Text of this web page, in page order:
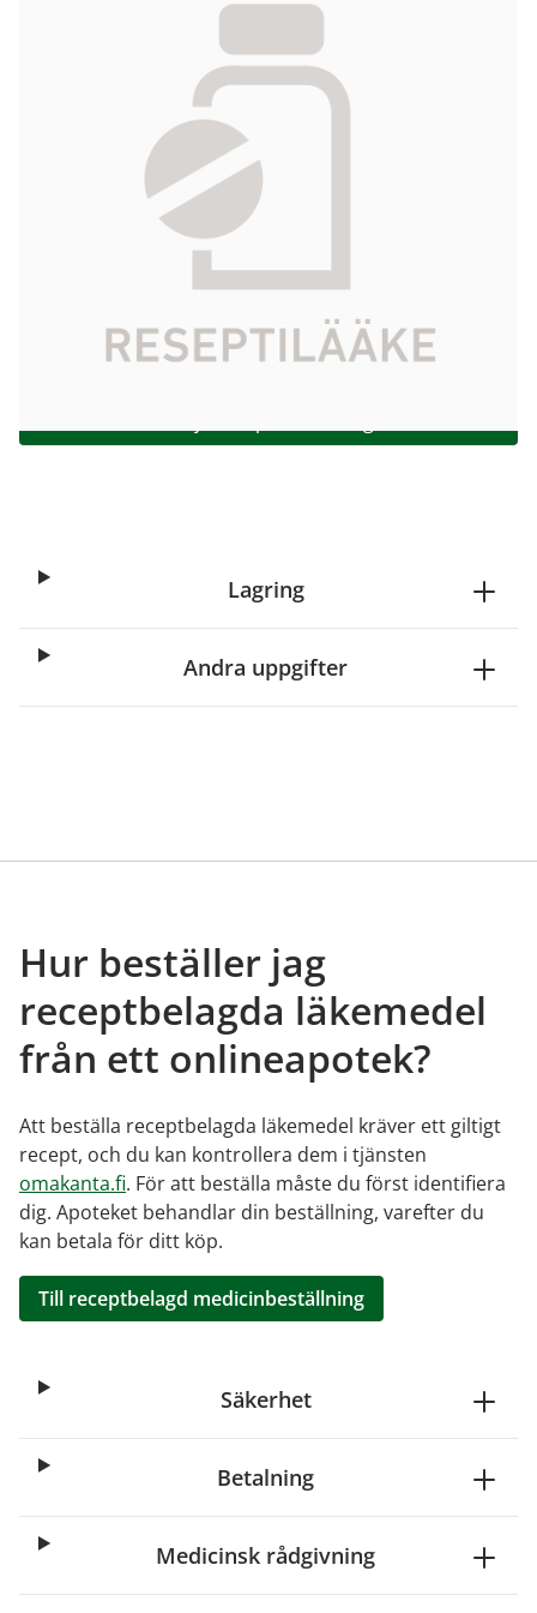
019280
kalaöljy, runsaasti omega-3-happoja
sisältävä, keskipitkäketjuiset tyydyttyneet
triglyseridit, oliiviöljy, puhdistettu, soijaöljy,
puhdistettu
10 x 100 ml
Check Kela-compensation
Lagring
Andra uppgifter
Hur beställer jag
receptbelagda läkemedel
från ett onlineapotek?
Att beställa receptbelagda läkemedel kräver ett giltigt
recept, och du kan kontrollera dem i tjänsten
omakanta.fi. För att beställa måste du först identifiera
dig. Apoteket behandlar din beställning, varefter du
kan betala för ditt köp.
Till receptbelagd medicinbeställning
Säkerhet
Betalning
Medicinsk rådgivning